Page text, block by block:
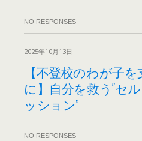
NO RESPONSES
2025年10月13日
【不登校のわが子
に】自分を救う″セ
ッション”
NO RESPONSES